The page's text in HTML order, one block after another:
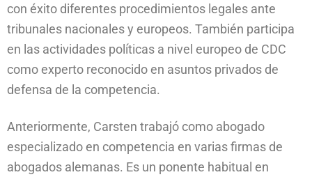
con éxito diferentes procedimientos legales ante
tribunales nacionales y europeos. También participa
en las actividades políticas a nivel europeo de CDC
como experto reconocido en asuntos privados de
defensa de la competencia.
Anteriormente, Carsten trabajó como abogado
especializado en competencia en varias firmas de
abogados alemanas. Es un ponente habitual en